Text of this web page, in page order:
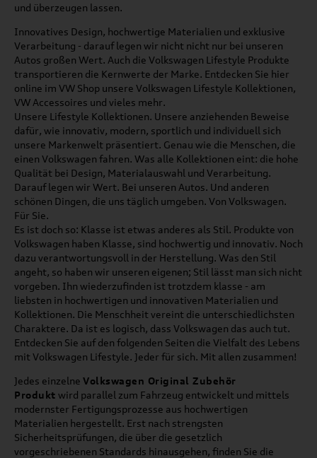
und überzeugen lassen.
Innovatives Design, hochwertige Materialien und exklusive
Verarbeitung - darauf legen wir nicht nicht nur bei unseren
Autos großen Wert. Auch die Volkswagen Lifestyle Produkte
transportieren die Kernwerte der Marke. Entdecken Sie hier
online im VW Shop unsere Volkswagen Lifestyle Kollektionen,
VW Accessoires und vieles mehr.
Unsere Lifestyle Kollektionen. Unsere anziehenden Beweise
dafür, wie innovativ, modern, sportlich und individuell sich
unsere Markenwelt präsentiert. Genau wie die Menschen, die
einen Volkswagen fahren. Was alle Kollektionen eint: die hohe
Qualität bei Design, Materialauswahl und Verarbeitung.
Darauf legen wir Wert. Bei unseren Autos. Und anderen
schönen Dingen, die uns täglich umgeben. Von Volkswagen.
Für Sie.
Es ist doch so: Klasse ist etwas anderes als Stil. Produkte von
Volkswagen haben Klasse, sind hochwertig und innovativ. Noch
dazu verantwortungsvoll in der Herstellung. Was den Stil
angeht, so haben wir unseren eigenen; Stil lässt man sich nicht
vorgeben. Ihn wiederzufinden ist trotzdem klasse - am
liebsten in hochwertigen und innovativen Materialien und
Kollektionen. Die Menschheit vereint die unterschiedlichsten
Charaktere. Da ist es logisch, dass Volkswagen das auch tut.
Entdecken Sie auf den folgenden Seiten die Vielfalt des Lebens
mit Volkswagen Lifestyle. Jeder für sich. Mit allen zusammen!
Jedes einzelne Volkswagen Original Zubehör
Produkt wird parallel zum Fahrzeug entwickelt und mittels
modernster Fertigungsprozesse aus hochwertigen
Materialien hergestellt. Erst nach strengsten
Sicherheitsprüfungen, die über die gesetzlich
vorgeschriebenen Standards hinausgehen, finden Sie die